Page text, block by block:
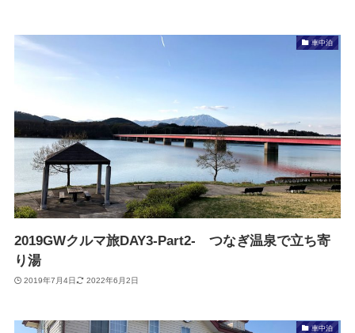
車中泊
2019GWクルマ旅DAY3-Part2- つなぎ温泉で立ち寄
り湯
2019年7月4日 2022年6月2日
車中泊